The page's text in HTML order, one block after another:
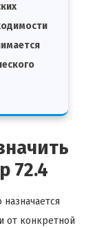
72.4
от конкретной